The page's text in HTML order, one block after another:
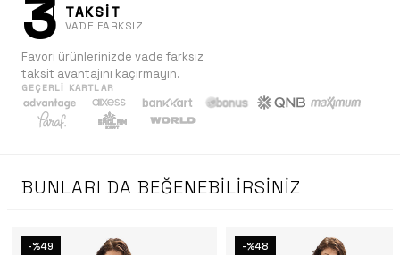
3 TAKSİT
VADE FARKSIZ
Favori ürünlerinizde vade farksız
taksit avantajını kaçırmayın.
GEÇERLI KARTLAR
BUNLARI DA BEĞENEBILIRSINIZ
-%49 -%48